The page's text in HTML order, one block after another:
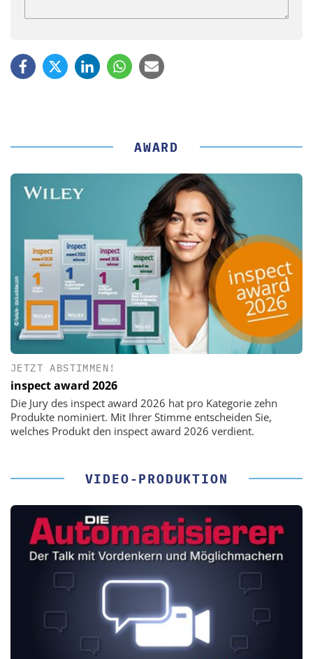
AWARD
JETZT ABSTIMMEN!
inspect award 2026
Die Jury des inspect award 2026 hat pro Kategorie zehn
Produkte nominiert. Mit Ihrer Stimme entscheiden Sie,
welches Produkt den inspect award 2026 verdient.
VIDEO-PRODUKTION